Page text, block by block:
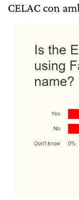
CELAC con